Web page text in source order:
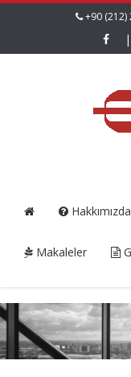
+90 (212)
|
Hakkımızda
Makaleler